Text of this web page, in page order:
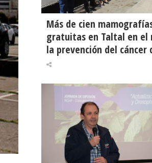
Más de cien
gratuitas en Taltal en el
la prevención del cáncer